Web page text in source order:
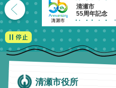
清瀬市
55周年記念
清瀬市役所